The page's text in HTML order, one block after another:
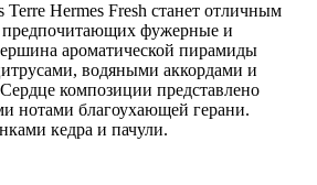
Terre Hermes Fresh станет отличным
фужерные и
ароматической пирамиды
водяными аккордами и
композиции представлено
нотами благоухающей герани.
кедра и пачули.